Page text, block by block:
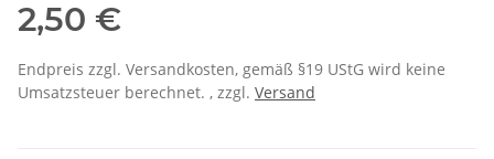
2,50 €
Endpreis zzgl. Versandkosten, gemäß §19 UStG wird keine
Umsatzsteuer berechnet. , zzgl. Versand